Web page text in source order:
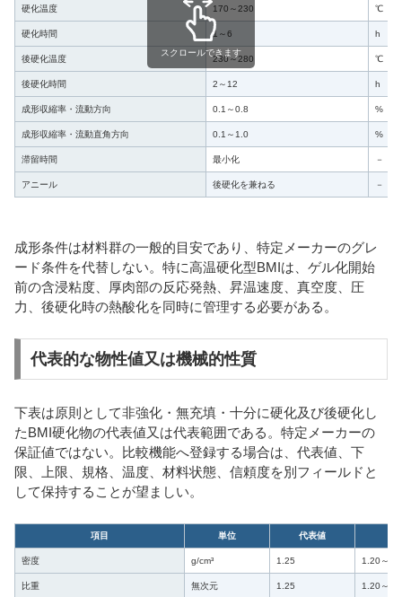
硬化温度 170～230 ℃
硬化時間 1～6 h
後硬化温度 230～280 ℃
後硬化時間 2～12 h
成形収縮率・流動方向 0.1～0.8 %
成形収縮率・流動直角方向 0.1～1.0 %
滞留時間 最小化 －
アニール 後硬化を兼ねる －
スクロールできます
成形条件は材料群の一般的目安であり、特定メーカーのグレ
ード条件を代替しない。特に高温硬化型BMIは、ゲル化開始
前の含浸粘度、厚肉部の反応発熱、昇温速度、真空度、圧
力、後硬化時の熱酸化を同時に管理する必要がある。
代表的な物性値又は機械的性質
下表は原則として非強化・無充填・十分に硬化及び後硬化し
たBMI硬化物の代表値又は代表範囲である。特定メーカーの
保証値ではない。比較機能へ登録する場合は、代表値、下
限、上限、規格、温度、材料状態、信頼度を別フィールドと
して保持することが望ましい。
項目 単位 代表値
密度 g/cm³ 1.25 1.20～
比重 無次元 1.25 1.20～